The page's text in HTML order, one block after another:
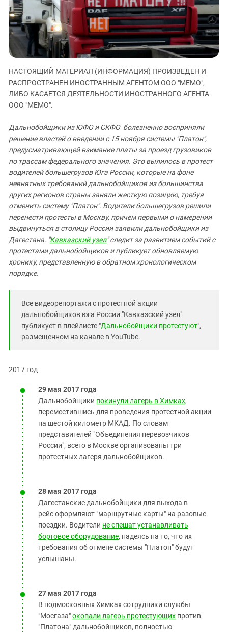
ЗАСТАВЛЯЕТ
КАВКАЗ ЗА ПАЛЕСТИНУ
ИНАКОМЫСЛИЕ В ЧЕЧНЕ
ПРЕСЛЕДОВАНИЕ АКТИВИСТОВ
МОБИЛИЗАЦИЯ И ПРОТЕСТЫ
Дагестан
Ингушетия
Кабардино-Балкария
Калмыкия
Карачаево-Черкесия
Краснодарский край
Нагорный Карабах
Ростовская область
Северная Осетия - Алания
СКФО
Ставропольский край
Чечня
Южная Осетия
Южный Кавказ
НАСТОЯЩИЙ МАТЕРИАЛ (ИНФОРМАЦИЯ) ПРОИЗВЕДЕН И
РАСПРОСТРАНЕН ИНОСТРАННЫМ АГЕНТОМ ООО "МЕМО",
ЛИБО КАСАЕТСЯ ДЕЯТЕЛЬНОСТИ ИНОСТРАННОГО АГЕНТА
ООО "МЕМО".
Дальнобойщики из ЮФО и СКФО болезненно восприняли
решение властей о введении с 15 ноября системы "Платон",
предусматривающей взимание платы за проезд грузовиков
по трассам федерального значения. Это вылилось в протест
водителей большегрузов Юга России, которые на фоне
невнятных требований дальнобойщиков из большинства
других регионов страны заняли жесткую позицию, требуя
отменить систему "Платон". Водители большегрузов решили
перенести протесты в Москву, причем первыми о намерении
выдвинуться в столицу России заявили дальнобойщики из
Дагестана. "Кавказский узел" следит за развитием событий с
протестами дальнобойщиков и публикует обновляемую
хронику, представленную в обратном хронологическом
порядке.
Все видеорепортажи с протестной акции
дальнобойщиков юга России "Кавказский узел"
публикует в плейлисте "Дальнобойщики протестуют",
размещенном на канале в YouTube.
2017 год
29 мая 2017 года
Дальнобойщики покинули лагерь в Химках,
переместившись для проведения протестной акции
на шестой километр МКАД. По словам
представителей "Объединения перевозчиков
России", всего в Москве организованы три
протестных лагеря дальнобойщиков.
28 мая 2017 года
Дагестанские дальнобойщики для выхода в
рейс оформляют "маршрутные карты" на разовые
поездки. Водители не спешат устанавливать
бортовое оборудование, надеясь на то, что их
требования об отмене системы "Платон" будут
услышаны.
27 мая 2017 года
В подмосковных Химках сотрудники службы
"Мосгаза"окопали лагерь протестующих против
"Платона" дальнобойщиков, полностью